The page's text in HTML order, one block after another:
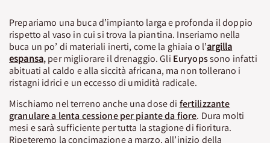
Prepariamo una buca d’impianto larga e profonda il doppio
rispetto al vaso in cui si trova la piantina. Inseriamo nella
buca un po’ di materiali inerti, come la ghiaia o l’argilla
espansa,per migliorare il drenaggio. Gli Euryopssono infatti
abituati al caldo e alla siccità africana, ma non tollerano i
ristagni idrici e un eccesso di umidità radicale.
Mischiamo nel terreno anche una dose di fertilizzante
granulare a lenta cessione per piante da fiore. Dura molti
mesi e sarà sufficiente per tutta la stagione di fioritura.
Ripeteremo la concimazione a marzo, all’inizio della